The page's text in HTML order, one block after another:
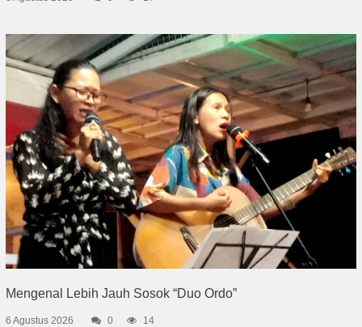
Mengenal Lebih Jauh Sosok “Duo Ordo”
6 Agustus 2026 0 14